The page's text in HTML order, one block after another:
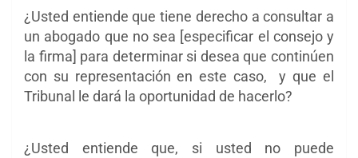
¿Usted entiende que tiene derecho a consultar a
un abogado que no sea [especificar el consejo y
la firma] para determinar si desea que continúen
con su representación en este caso, y que el
Tribunal le dará la oportunidad de hacerlo?
¿Usted entiende que, si usted no puede